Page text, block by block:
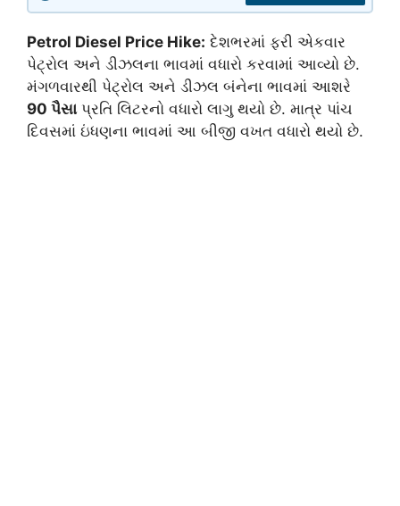
Petrol Diesel Price Hike: દેશભરમાં ફરી એકવાર
પેટ્રોલ અને ડીઝલના ભાવમાં વધારો કરવામાં આવ્યો છે.
મંગળવારથી પેટ્રોલ અને ડીઝલ બંનેના ભાવમાં આશરે
90 પૈસાપ્રતિ લિટરનો વધારો લાગુ થયો છે. માત્ર પાંચ
દિવસમાં ઇંધણના ભાવમાં આ બીજી વખત વધારો થયો છે.